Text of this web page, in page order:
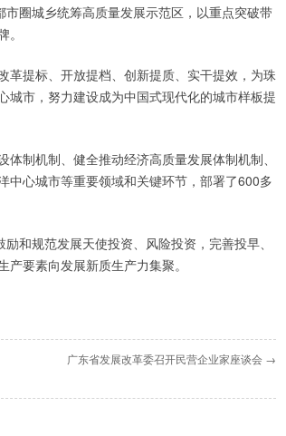
圈城乡统筹高质量发展示范区，以重点突破带
革提标、开放提档、创新提质、实干提效，为珠
城市，努力建设成为中国式现代化的城市样板提
制机制、健全推动经济高质量发展体制机制、
中心城市等重要领域和关键环节，部署了600多
和规范发展天使投资、风险投资，完善投早、
要素向发展新质生产力集聚。
广东省发展改革委召开民营企业家座谈会 →